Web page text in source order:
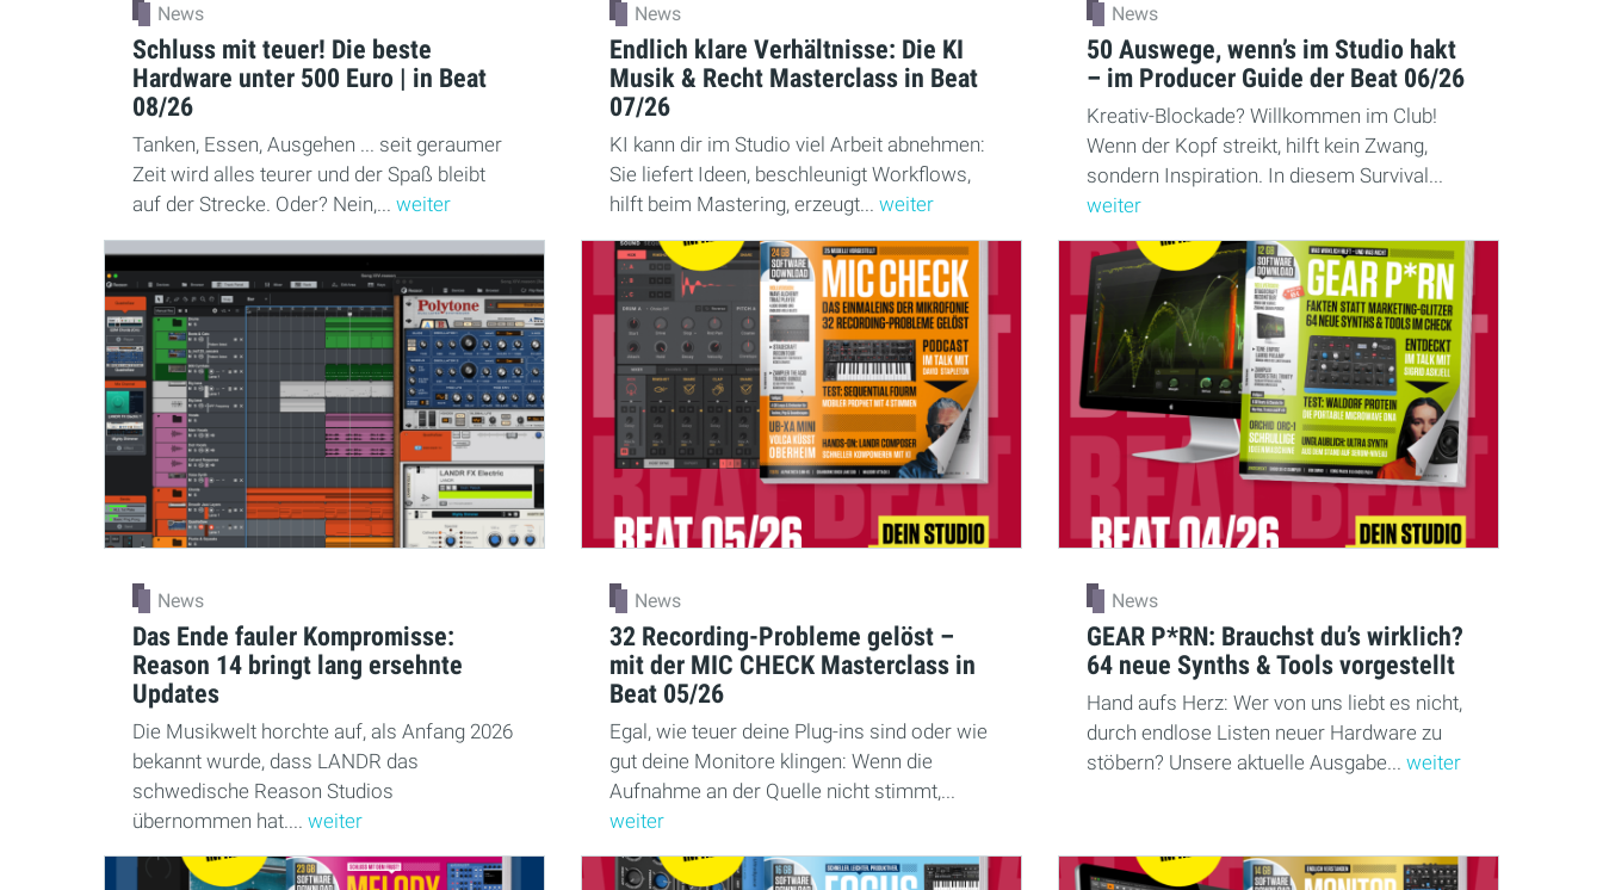
News
Schluss mit teuer! Die beste
Hardware unter 500 Euro | in Beat
08/26
Tanken, Essen, Ausgehen ... seit geraumer
Zeit wird alles teurer und der Spaß bleibt
auf der Strecke. Oder? Nein,... weiter
News
Endlich klare Verhältnisse: Die KI
Musik & Recht Masterclass in Beat
07/26
KI kann dir im Studio viel Arbeit abnehmen:
Sie liefert Ideen, beschleunigt Workflows,
hilft beim Mastering, erzeugt... weiter
News
50 Auswege, wenn’s im Studio hakt
– im Producer Guide der Beat 06/26
Kreativ-Blockade? Willkommen im Club!
Wenn der Kopf streikt, hilft kein Zwang,
sondern Inspiration. In diesem Survival...
weiter
News
Das Ende fauler Kompromisse:
Reason 14 bringt lang ersehnte
Updates
Die Musikwelt horchte auf, als Anfang 2026
bekannt wurde, dass LANDR das
schwedische Reason Studios
übernommen hat.... weiter
News
32 Recording-Probleme gelöst –
mit der MIC CHECK Masterclass in
Beat 05/26
Egal, wie teuer deine Plug-ins sind oder wie
gut deine Monitore klingen: Wenn die
Aufnahme an der Quelle nicht stimmt,...
weiter
News
GEAR P*RN: Brauchst du’s wirklich?
64 neue Synths & Tools vorgestellt
Hand aufs Herz: Wer von uns liebt es nicht,
durch endlose Listen neuer Hardware zu
stöbern? Unsere aktuelle Ausgabe... weiter